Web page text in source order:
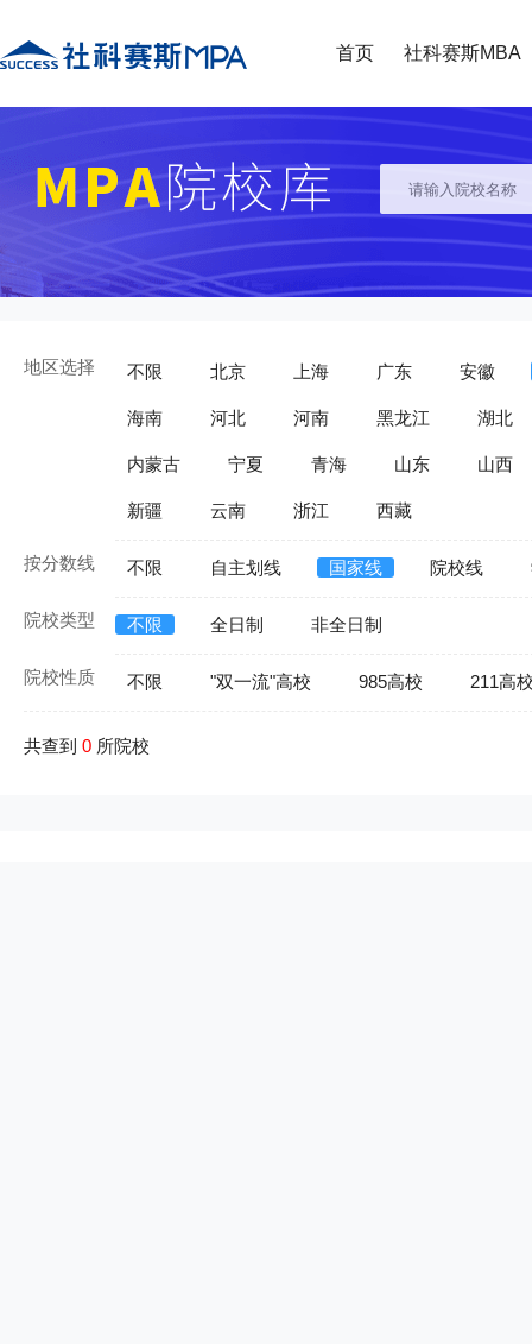
首页 社科赛斯MBA
地区选择 不限 北京 上海 广东 安徽
海南 河北 河南 黑龙江 湖北
内蒙古 宁夏 青海 山东 山西
新疆 云南 浙江 西藏
按分数线 不限 自主划线 国家线 院校线
院校类型 不限 全日制 非全日制
院校性质 不限 "双一流"高校 985高校 211高
共查到 0 所院校